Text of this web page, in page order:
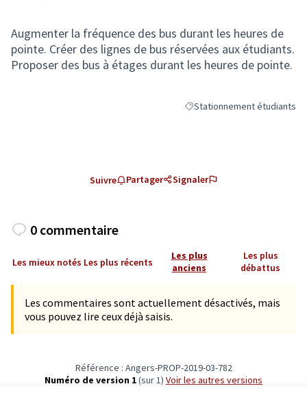
Augmenter la fréquence des bus durant les heures de
pointe. Créer des lignes de bus réservées aux étudiants.
Proposer des bus à étages durant les heures de pointe.
Filtrer les résultats de la
Stationnement étudiants
Suivre Partager Signaler
0 commentaire
Les mieux notés Les plus récents
Les plus
anciens
Les plus
débattus
Les commentaires sont actuellement désactivés, mais
vous pouvez lire ceux déjà saisis.
Référence : Angers-PROP-2019-03-782
Numéro de version 1(sur 1)
voir les autres versions